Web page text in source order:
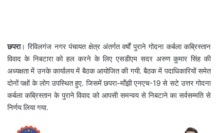
छपरा। रिविलगंज नगर पंचायत क्षेत्र अंतर्गत वर्षों पुराने गोदना कर्बला कब्रिस्तान
विवाद के निबटारा को हल करने के लिए एसडीएम सदर अरुण कुमार सिंह की
अध्यक्षता में उनके कार्यालय में बैठक आयोजित की गयी. बैठक में पदाधिकारियों समेत
दोनों पक्षों के लोग उपस्थित हुए. जिसमें छपरा-माँझी एनएच-19 से सटे उत्तर गोदना
कर्बला कब्रिस्तान के पुराने विवाद को आपसी समन्वय से निबटाने का सर्वसम्मति से
निर्णय लिया गया.